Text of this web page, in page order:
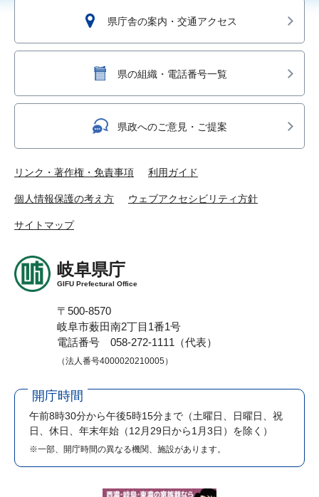
県庁舎の案内・交通アクセス
県の組織・電話番号一覧
県政へのご意見・ご提案
リンク・著作権・免責事項 利用ガイド
個人情報保護の考え方 ウェブアクセシビリティ方針
サイトマップ
岐阜県庁
GIFU Prefectural Office
〒500-8570
岐阜市薮田南2丁目1番1号
電話番号 058-272-1111（代表）
（法人番号4000020210005）
開庁時間
午前8時30分から午後5時15分まで （土曜日、日曜日、祝
日、休日、年末年始（12月29日から1月3日）を除く）
※一部、開庁時間の異なる機関、施設があります。